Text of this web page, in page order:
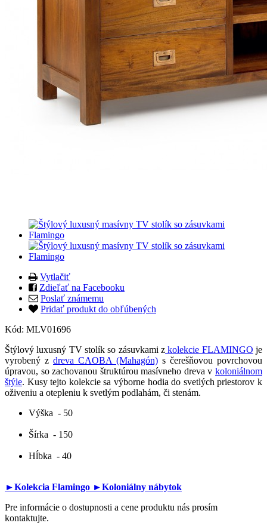
Vytlačiť
Zdieľať na Facebooku
Poslať známemu
Pridať produkt do obľúbených
Kód: MLV01696
Štýlový luxusný TV stolík so zásuvkami z kolekcie FLAMINGO je
vyrobený z dreva CAOBA (Mahagón) s čerešňovou povrchovou
úpravou, so zachovanou štruktúrou masívneho dreva v koloniálnom
štýle. Kusy tejto kolekcie sa výborne hodia do svetlých priestorov k
oživeniu a otepleniu k svetlým podlahám, či stenám.
Výška - 50
Šírka - 150
Hĺbka - 40
►Kolekcia Flamingo ►Koloniálny nábytok
Pre informácie o dostupnosti a cene produktu nás prosím
kontaktujte.